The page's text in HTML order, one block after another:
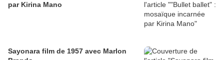
par Kirina Mano
Sayonara film de 1957 avec Marlon